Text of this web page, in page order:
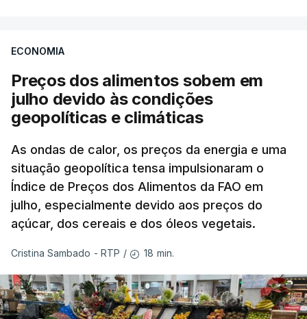
ECONOMIA
Preços dos alimentos sobem em
julho devido às condições
geopolíticas e climáticas
As ondas de calor, os preços da energia e uma
situação geopolítica tensa impulsionaram o
Índice de Preços dos Alimentos da FAO em
julho, especialmente devido aos preços do
açúcar, dos cereais e dos óleos vegetais.
Cristina Sambado - RTP / 18 min.